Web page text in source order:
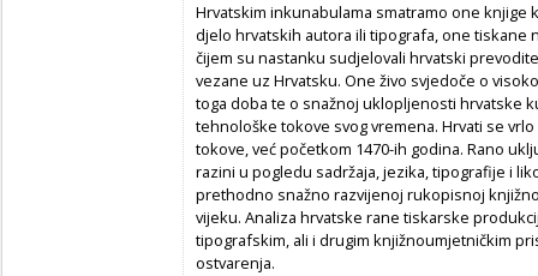
Hrvatskim inkunabulama smatramo one
djelo hrvatskih autora ili tipografa, one tiskane
čijem su nastanku sudjelovali hrvatski
vezane uz Hrvatsku. One živo svjedoče o
toga doba te o snažnoj uklopljenosti hrvatske
tehnološke tokove svog vremena. Hrvati se
tokove, već početkom 1470-ih godina. Rano
razini u pogledu sadržaja, jezika, tipografije i
prethodno snažno razvijenoj rukopisnoj
vijeku. Analiza hrvatske rane tiskarske
tipografskim, ali i drugim knjižnoumjetničkim
ostvarenja.